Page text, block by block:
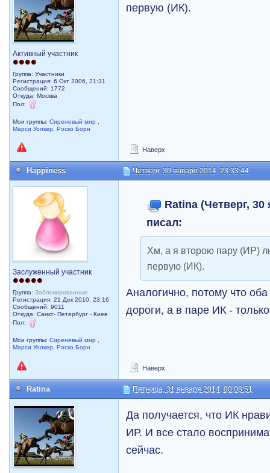
Активный участник
Группа: Участники
Регистрация: 6 Окт 2006, 21:31
Сообщений: 1772
Откуда: Москва
Пол:
Мои группы:Сиреневый мир
Марси Уолкер
,Роско Борн
первую (ИК).
Наверх
Happiness Четверг, 30 января 2014, 23:33:44
Заслуженный участник
Группа:Заблокированные
Регистрация: 21 Дек 2010, 23:16
Сообщений: 9011
Откуда: Санкт- Петербург - Киев
Пол:
Мои группы:Сиреневый мир
Марси Уолкер
,Роско Борн
Ratina (Четверг,
писал:
Хм, а я второю пару (ИР)
первую (ИК).
Аналогично, потому что
дороги, а в паре ИК -
Наверх
Ratina Пятница, 31 января 2014, 00:08:51
Да получается, что ИК
ИР. И все стало
сейчас.